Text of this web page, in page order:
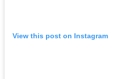
View this post on Instagram